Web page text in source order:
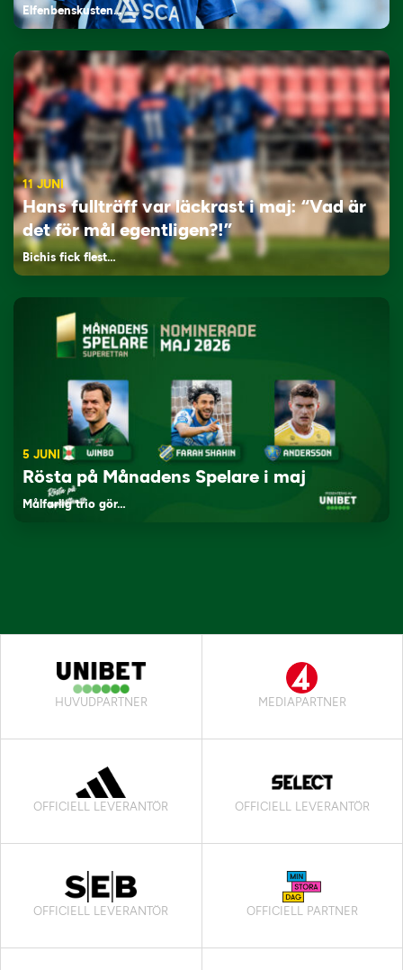
Elfenbenskusten…
11 JUNI
Hans fullträff var läckrast i maj: “Vad är
det för mål egentligen?!”
Bichis fick flest…
5 JUNI
Rösta på Månadens Spelare i maj
Målfarlig trio gör…
HUVUDPARTNER MEDIAPARTNER
OFFICIELL LEVERANTÖR OFFICIELL LEVERANTÖR
OFFICIELL LEVERANTÖR OFFICIELL PARTNER